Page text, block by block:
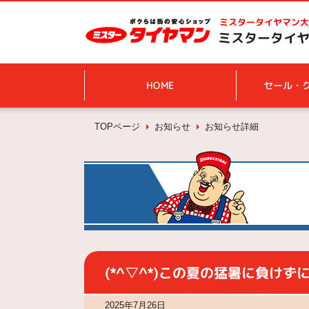
ミスタータイヤマン
ミスタータイ
HOME セール・
TOPページ お知らせ お知らせ詳細
(*^▽^*)この夏の猛暑に負けず
2025年7月26日